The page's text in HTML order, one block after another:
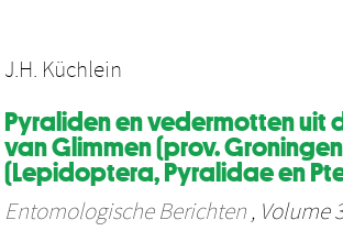
J.H. Küchlein
Pyraliden en vedermotten uit
van Glimmen (prov.
(Lepidoptera, Pyralidae en
Entomologische Berichten , Volume